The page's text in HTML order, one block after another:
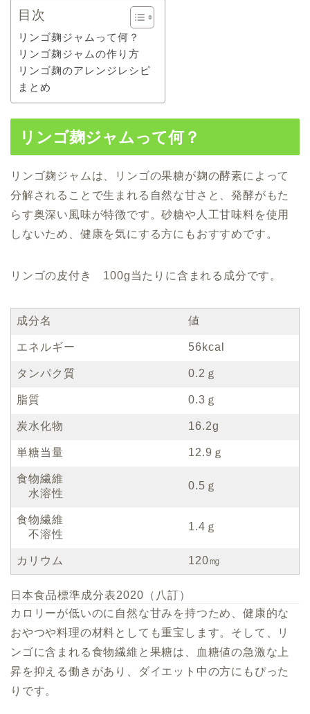
目次
リンゴ麹ジャムって何？
リンゴ麹ジャムの作り方
リンゴ麹のアレンジレシピ
まとめ
リンゴ麹ジャムって何？
リンゴ麹ジャムは、リンゴの果糖が麹の酵素によって
分解されることで生まれる自然な甘さと、発酵がもた
らす奥深い風味が特徴です。砂糖や人工甘味料を使用
しないため、健康を気にする方にもおすすめです。
リンゴの皮付き 100g当たりに含まれる成分です。
成分名 値
エネルギー 56kcal
タンパク質 0.2ｇ
脂質 0.3ｇ
炭水化物 16.2g
単糖当量 12.9ｇ
食物繊維
水溶性
0.5ｇ
食物繊維
不溶性
1.4ｇ
カリウム 120㎎
日本食品標準成分表2020（八訂）
カロリーが低いのに自然な甘みを持つため、健康的な
おやつや料理の材料としても重宝します。そして、リ
ンゴに含まれる食物繊維と果糖は、血糖値の急激な上
昇を抑える働きがあり、ダイエット中の方にもぴった
りです。